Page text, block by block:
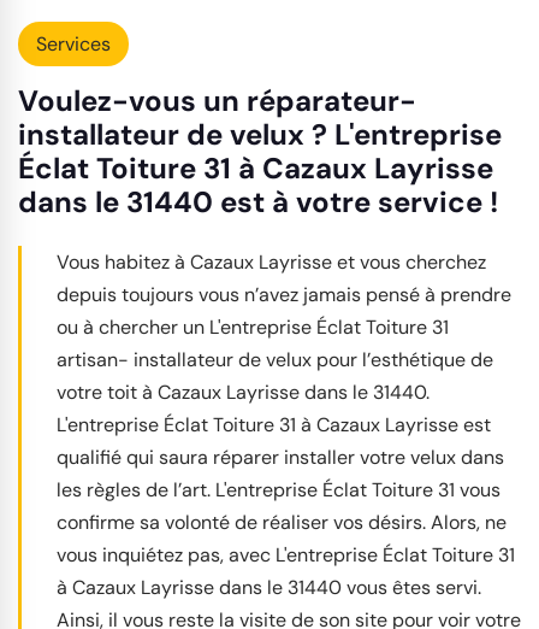
Services
Voulez-vous un réparateur-
installateur de velux ? L'entreprise
Éclat Toiture 31 à Cazaux Layrisse
dans le 31440 est à votre service !
Vous habitez à Cazaux Layrisse et vous cherchez
depuis toujours vous n’avez jamais pensé à prendre
ou à chercher un L'entreprise Éclat Toiture 31
artisan- installateur de velux pour l’esthétique de
votre toit à Cazaux Layrisse dans le 31440.
L'entreprise Éclat Toiture 31 à Cazaux Layrisse est
qualifié qui saura réparer installer votre velux dans
les règles de l’art. L'entreprise Éclat Toiture 31 vous
confirme sa volonté de réaliser vos désirs. Alors, ne
vous inquiétez pas, avec L'entreprise Éclat Toiture 31
à Cazaux Layrisse dans le 31440 vous êtes servi.
Ainsi, il vous reste la visite de son site pour voir votre